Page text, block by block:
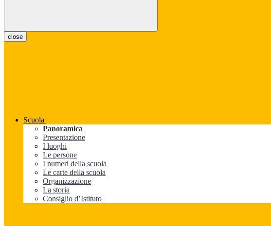
close
Scuola
Panoramica
Presentazione
I luoghi
Le persone
I numeri della scuola
Le carte della scuola
Organizzazione
La storia
Consiglio d’Istituto